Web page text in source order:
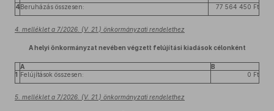
4Beruházás összesen: 77 564 450 Ft
4. melléklet a 7/2026. (V. 21.) önkormányzati rendelethez
A helyi önkormányzat nevében végzett felújítási kiadások célonként
A
B
1 Felújítások összesen: 0 Ft
5. melléklet a 7/2026. (V. 21.) önkormányzati rendelethez